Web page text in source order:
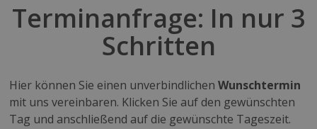
Terminanfrage: In nur 3
Schritten
Hier können Sie einen unverbindlichenWunschtermin
mit uns vereinbaren. Klicken Sie auf den gewünschten
Tag und anschließend auf die gewünschte Tageszeit.